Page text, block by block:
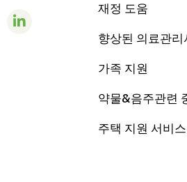
재정 도움
향상된 의료관리
가족 지원
약물&음주관련
주택 지원 서비스